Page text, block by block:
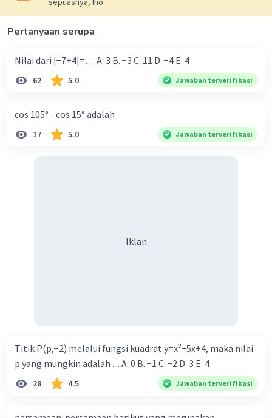
Pertanyaan serupa
Nilai dari |−7+4|=… A. 3 B. −3 C. 11 D. −4 E. 4
62 5.0 Jawaban terverifikasi
cos 105° - cos 15° adalah
17 5.0 Jawaban terverifikasi
Iklan
Titik P(p,−2) melalui fungsi kuadrat y=x²−5x+4, maka nilai
p yang mungkin adalah .... A. 0 B. −1 C. −2 D. 3 E. 4
28 4.5 Jawaban terverifikasi